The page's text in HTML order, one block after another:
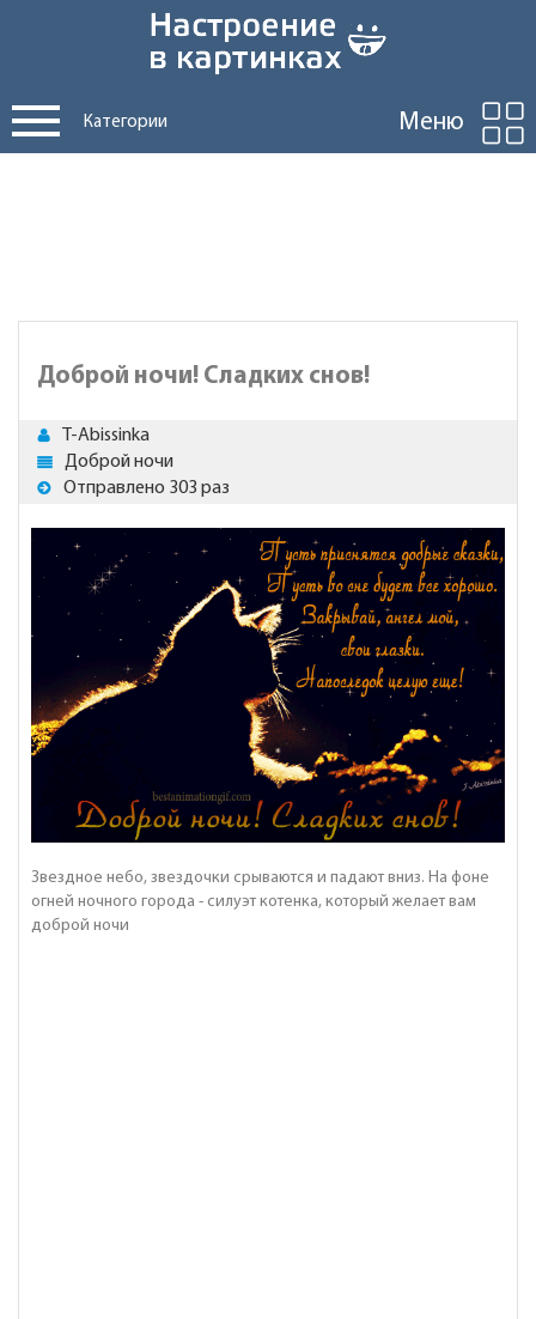
Категории Меню
Доброй ночи! Сладких снов!
T-Abissinka
Доброй ночи
Отправлено 303 раз
Звездное небо, звездочки срываются и падают вниз. На фоне
огней ночного города - силуэт котенка, который желает вам
доброй ночи